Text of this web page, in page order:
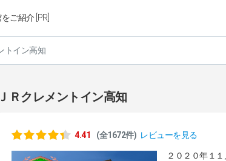
ご紹介 [PR]
トイン高知
ＪＲクレメントイン高知
4.41 (全1672件) レビューを見る
２０２０年１